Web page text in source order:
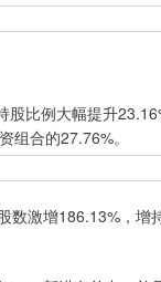
比例大幅提升
组合的27.76%。
激增186.13%，增